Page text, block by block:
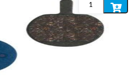
Dodaj